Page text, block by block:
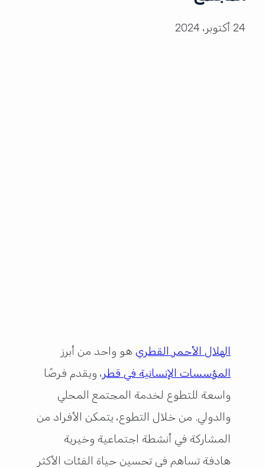
24 أكتوبر، 2024
الهلال الأحمر القطريهو واحد من أبرز
المؤسسات الإنسانية في قطر ، ويقدم فرصًا
واسعة للتطوع لخدمة المجتمع المحلي
والدولي. من خلال التطوع، يتمكن الأفراد من
المشاركة في أنشطة اجتماعية وخيرية
هادفة تساهم في تحسين حياة الفئات الأكثر